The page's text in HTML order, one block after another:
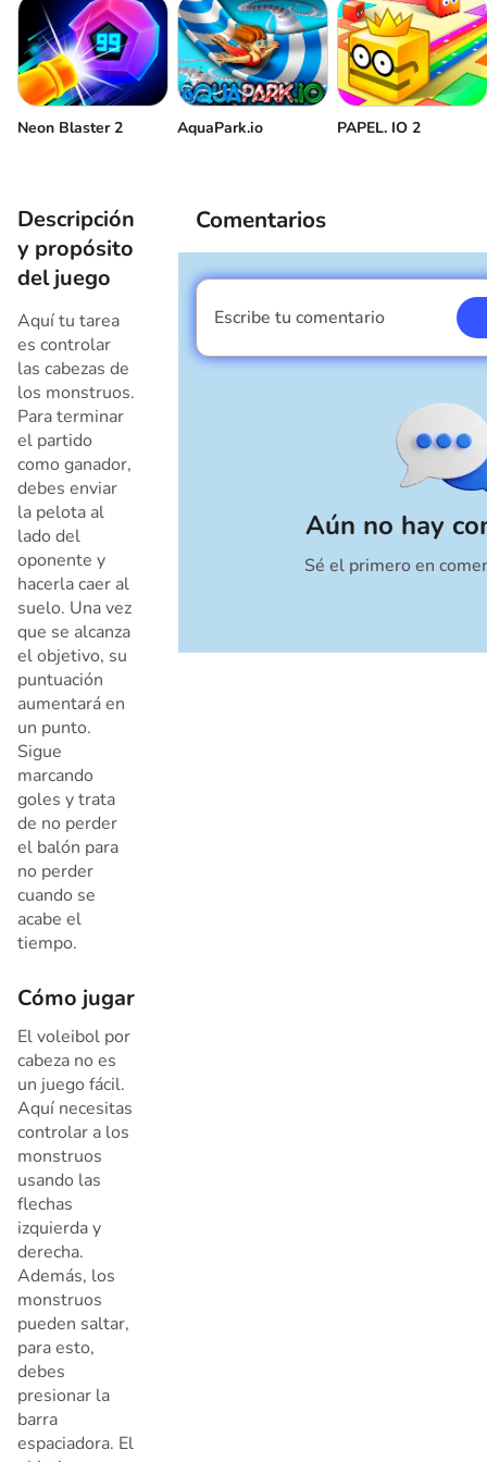
Neon Blaster 2 AquaPark.io PAPEL. IO 2
Descripción
y propósito
del juego
Aquí tu tarea
es controlar
las cabezas de
los monstruos.
Para terminar
el partido
como ganador,
debes enviar
la pelota al
lado del
oponente y
hacerla caer al
suelo. Una vez
que se alcanza
el objetivo, su
puntuación
aumentará en
un punto.
Sigue
marcando
goles y trata
de no perder
el balón para
no perder
cuando se
acabe el
tiempo.
Cómo jugar
El voleibol por
cabeza no es
un juego fácil.
Aquí necesitas
controlar a los
monstruos
usando las
flechas
izquierda y
derecha.
Además, los
monstruos
pueden saltar,
para esto,
debes
presionar la
barra
espaciadora. El
Comentarios
Aún no hay
Sé el primero en
Escribe tu comentario
Soy un chico
Cancelar